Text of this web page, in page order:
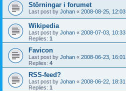
Störningar i forumet
Last post by Johan « 2008-08-25, 12:03
Wikipedia
Last post by Johan « 2008-07-03, 10:33
Replies: 1
Favicon
Last post by Johan « 2008-06-23, 16:01
Replies: 4
RSS-feed?
Last post by Johan « 2008-06-22, 18:31
Replies: 1